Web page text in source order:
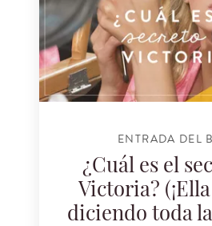
ENTRADA DEL
¿Cuál es el
Victoria?
diciendo toda